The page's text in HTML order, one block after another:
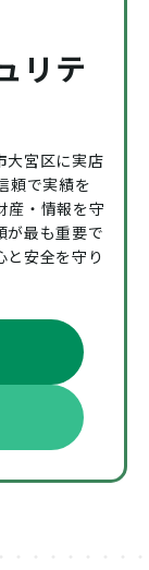
リテ
大宮区に実店
頼で実績を
産・情報を守
が最も重要で
安全を守り